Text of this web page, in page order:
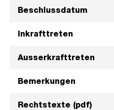
Beschlussdatum
Inkrafttreten
Ausserkrafttreten
Bemerkungen
Rechtstexte (pdf)